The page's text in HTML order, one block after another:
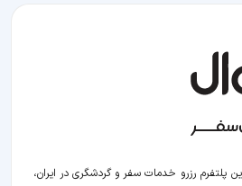
پلتفرم رزرو خدمات سفر و گردشگری در ایران،